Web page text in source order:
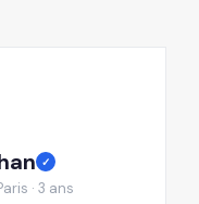
✓
· 3 ans